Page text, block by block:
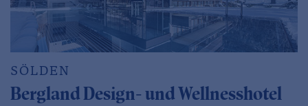
SÖLDEN
Bergland Design- und Wellnesshotel